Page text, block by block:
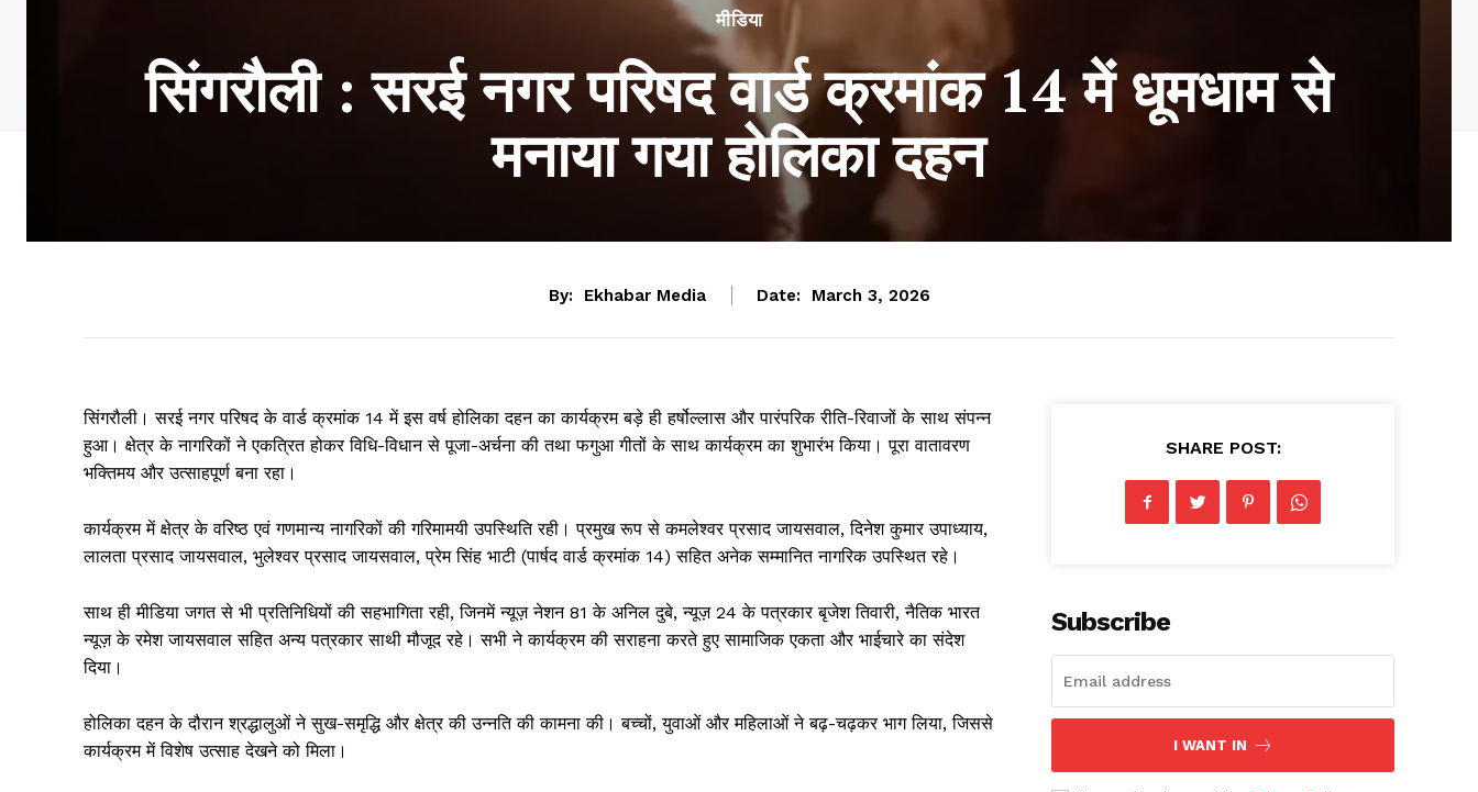
मीडिया
सिंगरौली : सरई नगर परिषद वार्ड क्रमांक 14 में धूमधाम से
मनाया गया होलिका दहन
By: Ekhabar Media Date: March 3, 2026
सिंगरौली। सरई नगर परिषद के वार्ड क्रमांक 14 में इस वर्ष होलिका दहन का कार्यक्रम बड़े ही हर्षोल्लास और पारंपरिक रीति-रिवाजों के साथ संपन्न
हुआ। क्षेत्र के नागरिकों ने एकत्रित होकर विधि-विधान से पूजा-अर्चना की तथा फगुआ गीतों के साथ कार्यक्रम का शुभारंभ किया। पूरा वातावरण
भक्तिमय और उत्साहपूर्ण बना रहा।
कार्यक्रम में क्षेत्र के वरिष्ठ एवं गणमान्य नागरिकों की गरिमामयी उपस्थिति रही। प्रमुख रूप से कमलेश्वर प्रसाद जायसवाल, दिनेश कुमार उपाध्याय,
लालता प्रसाद जायसवाल, भुलेश्वर प्रसाद जायसवाल, प्रेम सिंह भाटी (पार्षद वार्ड क्रमांक 14) सहित अनेक सम्मानित नागरिक उपस्थित रहे।
साथ ही मीडिया जगत से भी प्रतिनिधियों की सहभागिता रही, जिनमें न्यूज़ नेशन 81 के अनिल दुबे, न्यूज़ 24 के पत्रकार बृजेश तिवारी, नैतिक भारत
न्यूज़ के रमेश जायसवाल सहित अन्य पत्रकार साथी मौजूद रहे। सभी ने कार्यक्रम की सराहना करते हुए सामाजिक एकता और भाईचारे का संदेश
दिया।
होलिका दहन के दौरान श्रद्धालुओं ने सुख-समृद्धि और क्षेत्र की उन्नति की कामना की। बच्चों, युवाओं और महिलाओं ने बढ़-चढ़कर भाग लिया, जिससे
कार्यक्रम में विशेष उत्साह देखने को मिला।
SHARE POST:
Subscribe
I WANT IN